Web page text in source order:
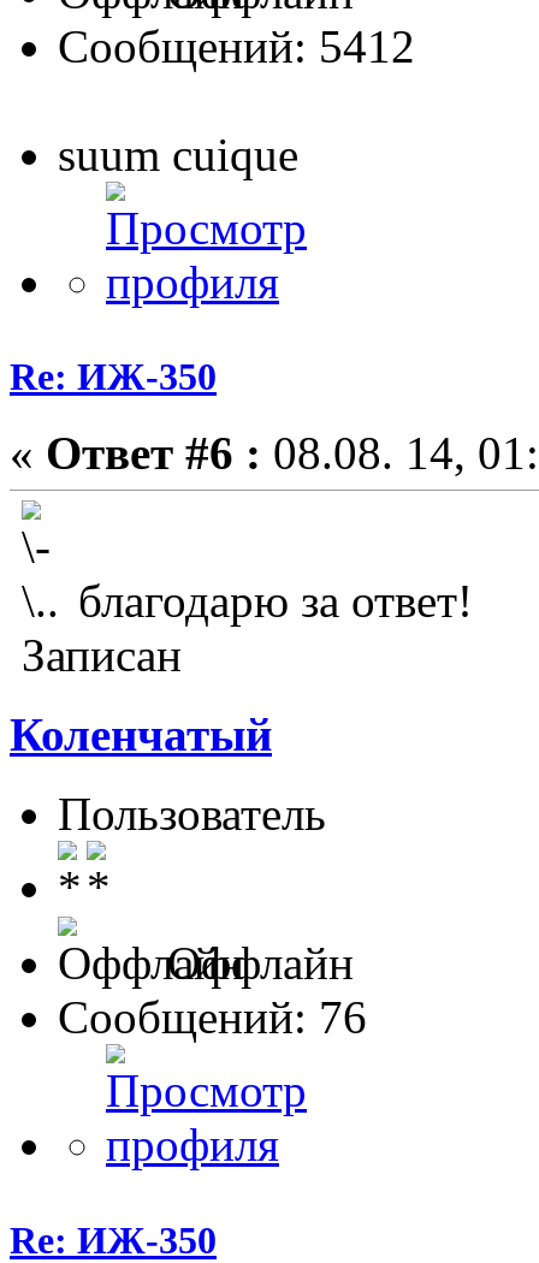
Сообщений: 5412
suum cuique
Re: ИЖ-350
« Ответ #6 : 08.08. 14,
благодарю за ответ!
Записан
Коленчатый
Пользователь
Оффлайн
Сообщений: 76
Re: ИЖ-350